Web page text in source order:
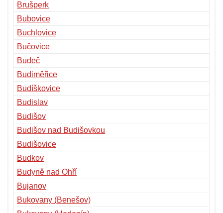
Brušperk
Bubovice
Buchlovice
Bučovice
Budeč
Budiměřice
Budíškovice
Budislav
Budišov
Budišov nad Budišovkou
Budišovice
Budkov
Budyně nad Ohří
Bujanov
Bukovany (Benešov)